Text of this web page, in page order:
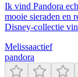
Ik vind Pandora
mooie sieraden en
Disney-collectie
Melissaactief
pandora